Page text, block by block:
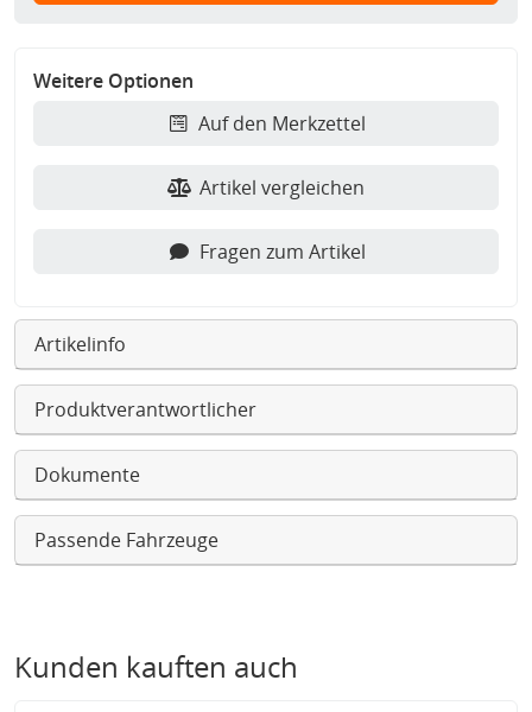
Weitere Optionen
Auf den Merkzettel
Artikel vergleichen
Fragen zum Artikel
Artikelinfo
Produktverantwortlicher
Dokumente
Passende Fahrzeuge
Kunden kauften auch